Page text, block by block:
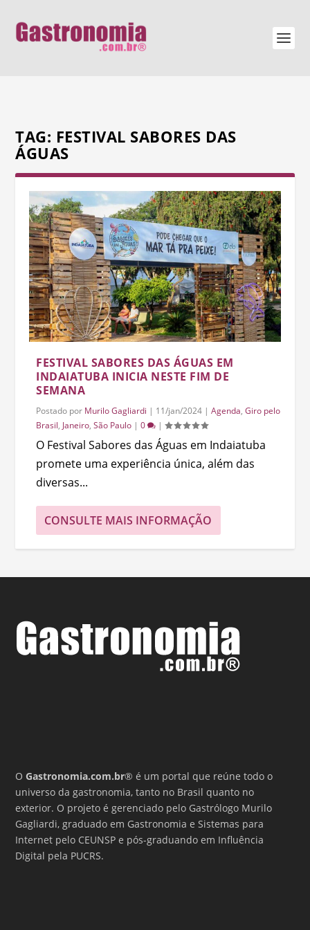
TAG: FESTIVAL SABORES DAS
ÁGUAS
FESTIVAL SABORES DAS ÁGUAS EM
INDAIATUBA INICIA NESTE FIM DE
SEMANA
Postado por Murilo Gagliardi | 11/jan/2024 |Agenda,Giro pelo
Brasil, Janeiro,São Paulo |0 |
O Festival Sabores das Águas em Indaiatuba
promete uma experiência única, além das
diversas...
CONSULTE MAIS INFORMAÇÃO
OGastronomia.com.br® é um portal que reúne todo o
universo da gastronomia, tanto no Brasil quanto no
exterior. O projeto é gerenciado pelo Gastrólogo Murilo
Gagliardi, graduado em Gastronomia e Sistemas para
Internet pelo CEUNSP e pós-graduando em Influência
Digital pela PUCRS.